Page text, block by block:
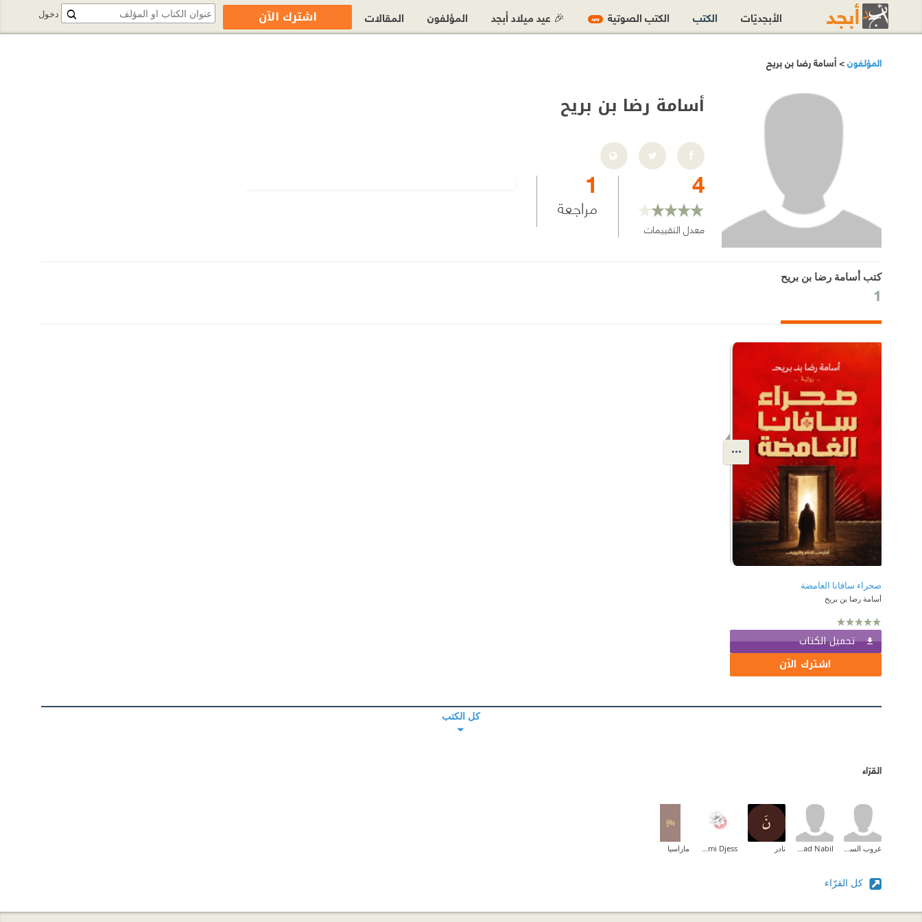
المؤلفون> أسامة رضا بن بريح
أسامة رضا بن بريح
4
معدل التقييمات
1
مراجعة
كتب أسامة رضا بن بريح
1
صحراء سافانا الغامضة
أسامة رضا بن بريح
تحميل الكتاب
اشترك الآن
كل الكتب
القرّاء
نادر ماراسيا
كل القرّاء
دخول الأبجديّات الكتب الكتب الصوتية جديد 🎉 عيد ميلاد أبجد المؤلفون المقالات اشترك الآن